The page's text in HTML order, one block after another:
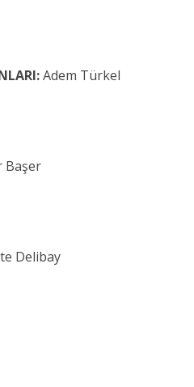
Adem Türkel
Başer
Delibay